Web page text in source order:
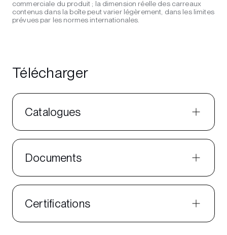
commerciale du produit ; la dimension réelle des carreaux
contenus dans la boîte peut varier légèrement, dans les limites
prévues par les normes internationales.
Télécharger
Catalogues
Documents
Certifications